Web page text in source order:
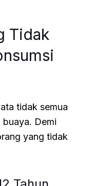
Tidak
tidak semua
buaya. Demi
yang tidak